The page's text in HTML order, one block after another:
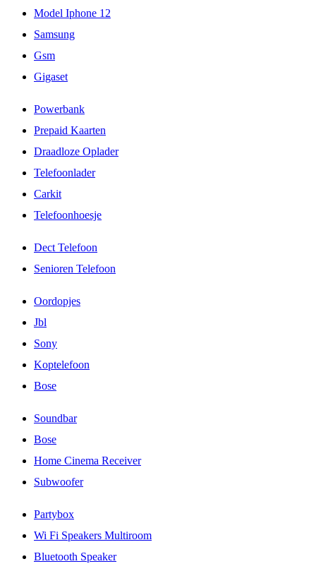
Model Iphone 12
Samsung
Gsm
Gigaset
Powerbank
Prepaid Kaarten
Draadloze Oplader
Telefoonlader
Carkit
Telefoonhoesje
Dect Telefoon
Senioren Telefoon
Oordopjes
Jbl
Sony
Koptelefoon
Bose
Soundbar
Bose
Home Cinema Receiver
Subwoofer
Partybox
Wi Fi Speakers Multiroom
Bluetooth Speaker